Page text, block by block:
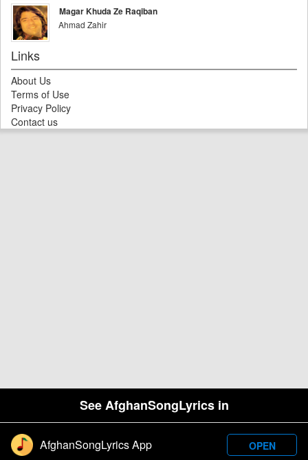
See AfghanSongLyrics in
AfghanSongLyrics App OPEN
Magar Khuda Ze Raqiban
Ahmad Zahir
Links
About Us
Terms of Use
Privacy Policy
Contact us